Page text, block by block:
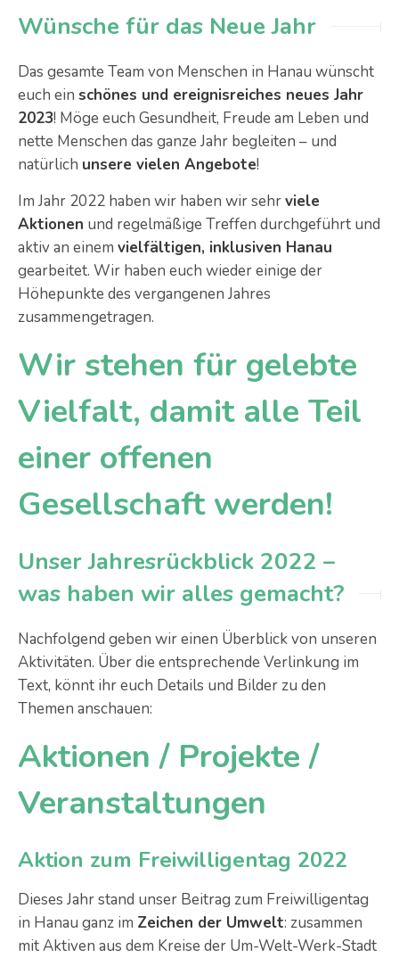
Wünsche für das Neue Jahr
Das gesamte Team von Menschen in Hanau wünscht
euch ein schönes und ereignisreiches neues Jahr
2023! Möge euch Gesundheit, Freude am Leben und
nette Menschen das ganze Jahr begleiten – und
natürlich unsere vielen Angebote!
Im Jahr 2022 haben wir haben wir sehrviele
Aktionen und regelmäßige Treffen durchgeführt und
aktiv an einem vielfältigen, inklusiven Hanau
gearbeitet. Wir haben euch wieder einige der
Höhepunkte des vergangenen Jahres
zusammengetragen.
Wir stehen für gelebte
Vielfalt, damit alle Teil
einer offenen
Gesellschaft werden!
Unser Jahresrückblick 2022 –
was haben wir alles gemacht?
Nachfolgend geben wir einen Überblick von unseren
Aktivitäten. Über die entsprechende Verlinkung im
Text, könnt ihr euch Details und Bilder zu den
Themen anschauen:
Aktionen / Projekte /
Veranstaltungen
Aktion zum Freiwilligentag 2022
Dieses Jahr stand unser Beitrag zum Freiwilligentag
in Hanau ganz im Zeichen der Umwelt: zusammen
mit Aktiven aus dem Kreise der Um-Welt-Werk-Stadt